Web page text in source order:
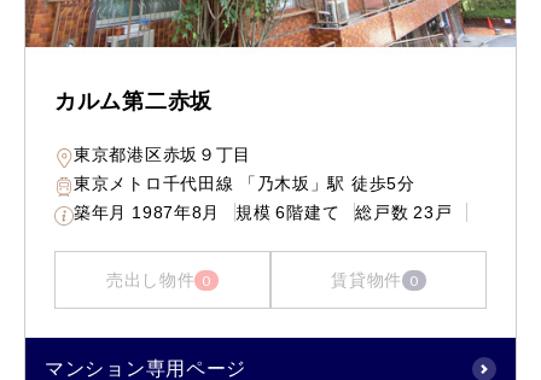
カルム第二赤坂
東京都港区赤坂９丁目
東京メトロ千代田線 「乃木坂」駅 徒歩5分
築年月 1987年8月 規模 6階建て 総戸数 23戸
売出し物件 0 賃貸物件 0
マンション専用ページ